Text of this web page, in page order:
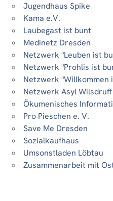
Jugendhaus Spike
Kama e.V.
Laubegast ist bunt
Medinetz Dresden
Netzwerk "Leuben ist
Netzwerk "Prohlis ist
Netzwerk "Willkommen
Netzwerk Asyl Wilsdruff
Ökumenisches
Pro Pieschen e. V.
Save Me Dresden
Sozialkaufhaus
Umsonstladen Löbtau
Zusammenarbeit mit